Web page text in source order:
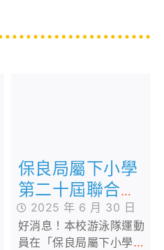
保良局屬下小學
第二十屆聯合水
運會
2025 年 6 月 30 日
好消息！本校游泳隊運動
員在「保良局屬下小學第